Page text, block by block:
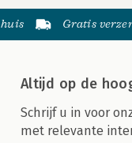
Gratis
Altijd op de
Schrijf u in voor
met relevante